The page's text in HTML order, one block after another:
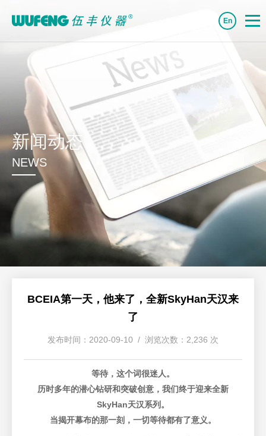
En
新闻动态
NEWS
BCEIA第一天，他来了，全新SkyHan天汉来
了
发布时间：2020-09-10 / 浏览次数：2,236 次
等待，这个词很迷人。
历时多年的潜心钻研和突破创意，我们终于迎来全新
SkyHan天汉系列。
当揭开幕布的那一刻，一切等待都有了意义。